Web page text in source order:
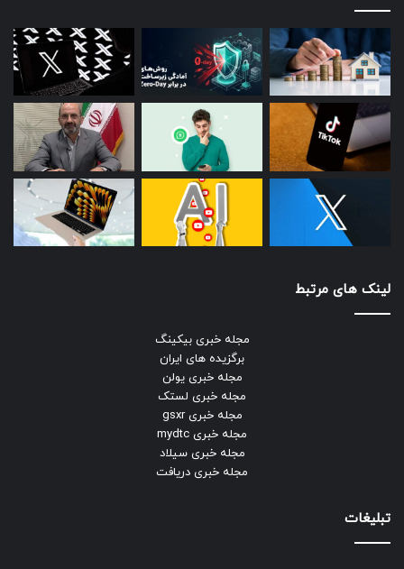
لینک های مرتبط
مجله خبری بیکینگ
برگزیده های ایران
مجله خبری یولن
مجله خبری لستک
مجله خبری gsxr
مجله خبری mydtc
مجله خبری سیلاد
مجله خبری دریافت
تبلیغات